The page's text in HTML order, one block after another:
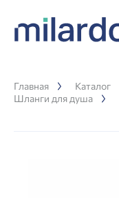
Главная Каталог
Шланги для душа